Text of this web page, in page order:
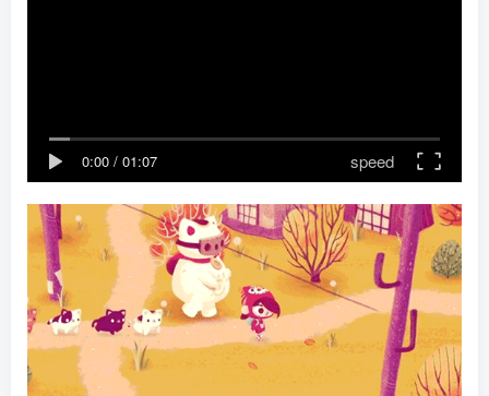
0:00 / 01:07 speed